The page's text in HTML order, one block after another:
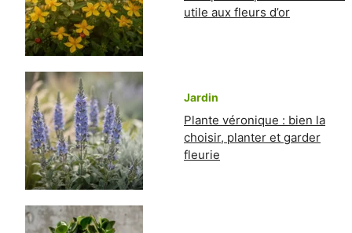
utile aux fleurs d’or
Jardin
Plante véronique : bien la
choisir, planter et garder
fleurie